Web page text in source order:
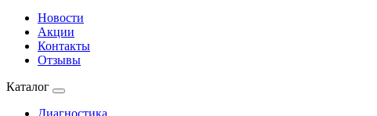
Новости
Акции
Контакты
Отзывы
Каталог
Диагностика